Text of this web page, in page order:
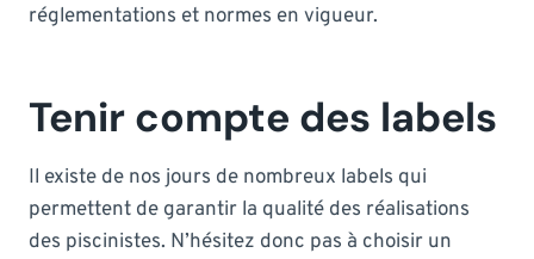
réglementations et normes en vigueur.
Tenir compte des labels
Il existe de nos jours de nombreux labels qui
permettent de garantir la qualité des réalisations
des piscinistes. N’hésitez donc pas à choisir un